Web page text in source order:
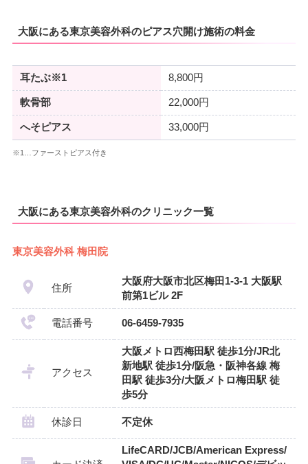
大阪にある東京美容外科のピアス穴開け施術の料金
耳たぶ※1 8,800円
軟骨部 22,000円
へそピアス 33,000円
※1…ファーストピアス付き
大阪にある東京美容外科のクリニック一覧
東京美容外科 梅田院
住所
大阪府大阪市北区梅田1-3-1 大阪駅
前第1ビル 2F
電話番号 06-6459-7935
アクセス
大阪メトロ西梅田駅 徒歩1分/JR北
新地駅 徒歩1分/阪急・阪神各線 梅
田駅 徒歩3分/大阪メトロ梅田駅 徒
歩5分
休診日 不定休
LifeCARD/JCB/American Express/